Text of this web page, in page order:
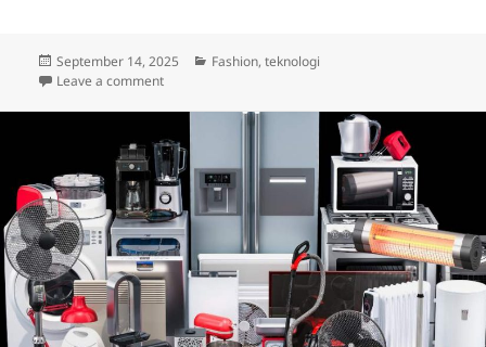
Posted
on
September 14, 2025 Categories
Fashion,teknologi
Leave a commenton Fashion Teknologi Terbaru: Tren Canggih yang